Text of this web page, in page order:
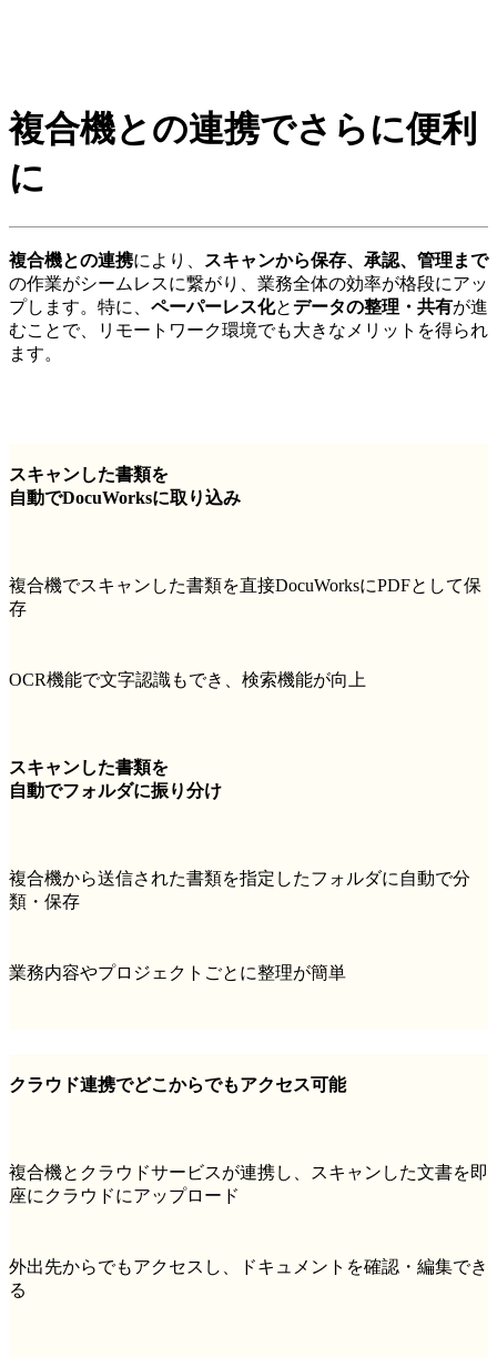
複合機との連携でさらに便利
に
複合機との連携により、
スキャンから保存、承認、管理まで
の作業がシームレスに繋がり、業務全体の効率が格段にアッ
プします。特に、 ペーパーレス化とデータの整理・共有が進
むことで、リモートワーク環境でも大きなメリットを得られ
ます。
スキャンした書類を
自動でDocuWorksに取り込み
複合機でスキャンした書類を直接DocuWorksにPDFとして保
存
OCR機能で文字認識もでき、検索機能が向上
スキャンした書類を
自動でフォルダに振り分け
複合機から送信された書類を指定したフォルダに自動で分
類・保存
業務内容やプロジェクトごとに整理が簡単
クラウド連携でどこからでもアクセス可能
複合機とクラウドサービスが連携し、スキャンした文書を即
座にクラウドにアップロード
外出先からでもアクセスし、ドキュメントを確認・編集でき
る